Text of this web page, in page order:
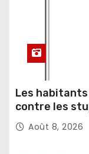
Les
contre les
sorcellerie
Août 8, 2026